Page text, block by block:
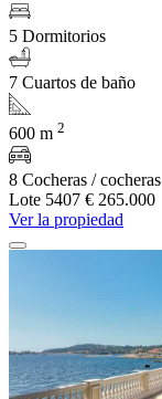
5 Dormitorios
7 Cuartos de baño
600 m 2
8 Cocheras / cocheras
Lote 5407 € 265.000
Ver la propiedad